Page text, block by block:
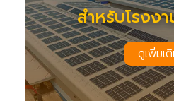
สำหรับโรงง
ดูเพิ่มเ